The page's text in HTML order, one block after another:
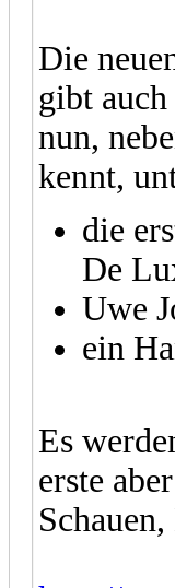
Die
gibt
nun,
kennt,
die
De
Uwe
ein
Es
erste